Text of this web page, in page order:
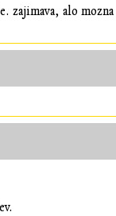
zajimava, alo